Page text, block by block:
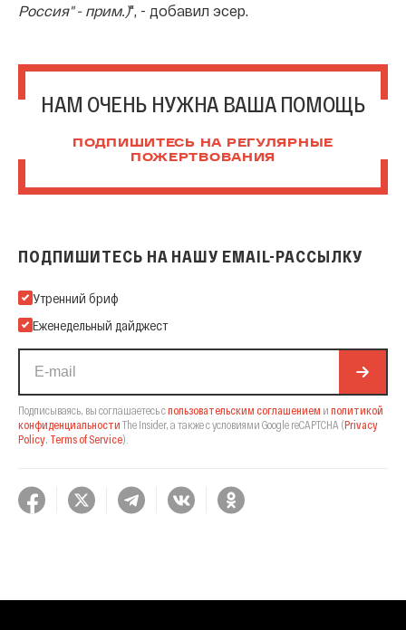
Россия" - прим.)", - добавил эсер.
НАМ ОЧЕНЬ НУЖНА ВАША ПОМОЩЬ
ПОДПИШИТЕСЬ НА РЕГУЛЯРНЫЕ
ПОЖЕРТВОВАНИЯ
ПОДПИШИТЕСЬ НА НАШУ EMAIL-РАССЫЛКУ
Подпишитесь на нашу Email-рассылку
Утренний бриф
Еженедельный дайджест
Подписываясь, вы соглашаетесь спользовательским соглашением и политикой
конфиденциальности The Insider, а также с условиями Google reCAPTCHA (Privacy
Policy, Terms of Service).